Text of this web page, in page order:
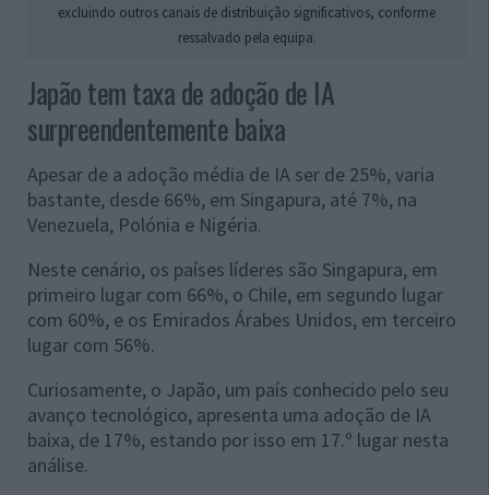
excluindo outros canais de distribuição significativos, conforme
ressalvado pela equipa.
Japão tem taxa de adoção de IA
surpreendentemente baixa
Apesar de a adoção média de IA ser de 25%, varia
bastante, desde 66%, em Singapura, até 7%, na
Venezuela, Polónia e Nigéria.
Neste cenário, os países líderes são Singapura, em
primeiro lugar com 66%, o Chile, em segundo lugar
com 60%, e os Emirados Árabes Unidos, em terceiro
lugar com 56%.
Curiosamente, o Japão, um país conhecido pelo seu
avanço tecnológico, apresenta uma adoção de IA
baixa, de 17%, estando por isso em 17.º lugar nesta
análise.